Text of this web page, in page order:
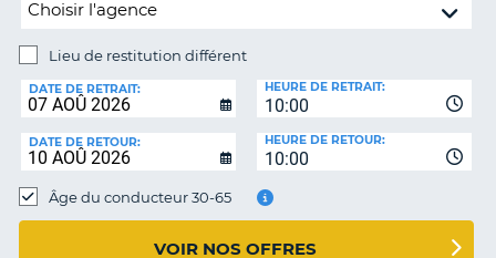
MA
Lieu de restitution différent
DE
RESTITUTION:
DATE DE RETRAIT:
10:00
HEURE DE RETRAIT:
DATE DE RETOUR:
10:00
HEURE DE RETOUR:
Âge du conducteur 30-65
VOIR NOS OFFRES